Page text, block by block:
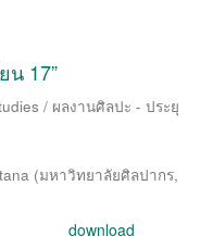
น 17”
/ ผลงานศิลปะ - ประยุ
(มหาวิทยาลัยศิลปากร,
download